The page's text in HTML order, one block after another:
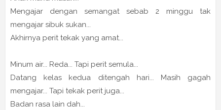
Mengajar dengan semangat sebab 2 minggu tak
mengajar sibuk sukan...
Akhirnya perit tekak yang amat...
Minum air... Reda... Tapi perit semula...
Datang kelas kedua ditengah hari... Masih gagah
mengajar... Tapi tekak perit juga...
Badan rasa lain dah...